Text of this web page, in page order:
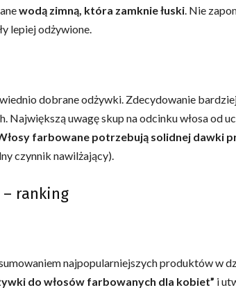
wodą zimną, która zamknie łuski. Nie
lepiej odżywione.
dobrane odżywki. Zdecydowanie
Największą uwagę skup na odcinku włosa od
farbowane potrzebują solidnej dawki
czynnik nawilżający).
– ranking
najpopularniejszych produktów w
do włosów farbowanych dla kobiet” i